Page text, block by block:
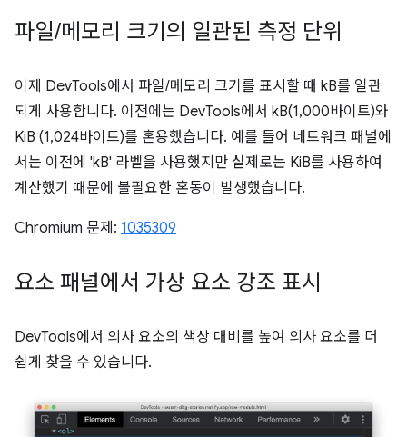
파일/메모리 크기의 일관된 측정 단위
이제 DevTools에서 파일/메모리 크기를 표시할 때 kB를 일관
되게 사용합니다. 이전에는 DevTools에서 kB(1,000바이트)와
KiB (1,024바이트)를 혼용했습니다. 예를 들어 네트워크 패널에
서는 이전에 'kB' 라벨을 사용했지만 실제로는 KiB를 사용하여
계산했기 때문에 불필요한 혼동이 발생했습니다.
Chromium 문제: 1035309
요소 패널에서 가상 요소 강조 표시
DevTools에서 의사 요소의 색상 대비를 높여 의사 요소를 더
쉽게 찾을 수 있습니다.